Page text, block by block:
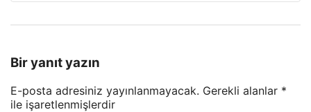
Bir yanıt yazın
E-posta adresiniz yayınlanmayacak. Gerekli alanlar *
ile işaretlenmişlerdir